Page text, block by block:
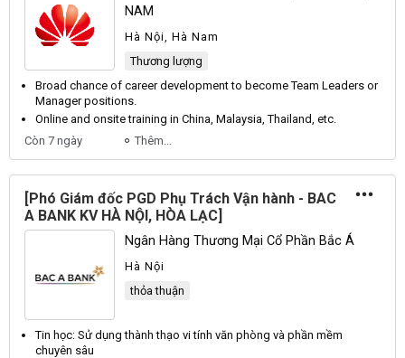
NAM
Hà Nội, Hà Nam
Thương lượng
Broad chance of career development to becomeTeam Leaders or
Managerpositions.
Online and onsite training in China, Malaysia,Thailand, etc.
Còn 7 ngày
Thêm...
[Phó Giám đốc PGD Phụ Trách Vận hành - BAC
A BANK KV HÀ NỘI, HÒA LẠC]
Ngân Hàng Thương Mại Cổ Phần Bắc Á
Hà Nội
thỏa thuận
Tin học: Sử dụng thành thạo vi tính văn phòng và phần mềm
chuyên sâu